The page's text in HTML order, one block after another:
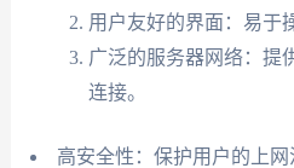
用户友好的界面：易于
广泛的服务器网络：提
连接。
高安全性：保护用户的上网